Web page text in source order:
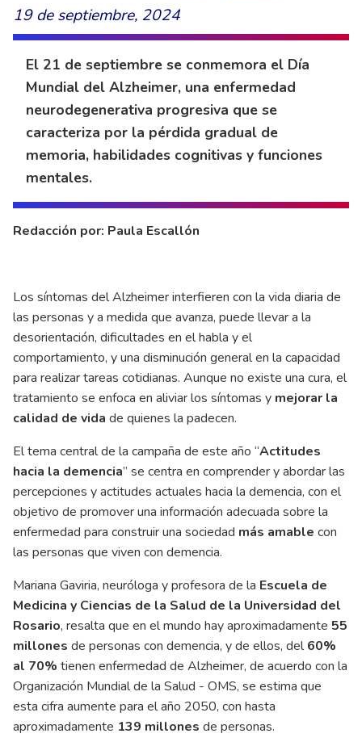
19 de septiembre, 2024
El 21 de septiembre se conmemora el Día
Mundial del Alzheimer, una enfermedad
neurodegenerativa progresiva que se
caracteriza por la pérdida gradual de
memoria, habilidades cognitivas y funciones
mentales.
Redacción por: Paula Escallón
Los síntomas del Alzheimer interfieren con la vida diaria de
las personas y a medida que avanza, puede llevar a la
desorientación, dificultades en el habla y el
comportamiento, y una disminución general en la capacidad
para realizar tareas cotidianas. Aunque no existe una cura, el
tratamiento se enfoca en aliviar los síntomas y mejorar la
calidad de vida de quienes la padecen.
El tema central de la campaña de este año “Actitudes
hacia la demencia” se centra en comprender y abordar las
percepciones y actitudes actuales hacia la demencia, con el
objetivo de promover una información adecuada sobre la
enfermedad para construir una sociedad más amable con
las personas que viven con demencia.
Mariana Gaviria, neuróloga y profesora de la Escuela de
Medicina y Ciencias de la Salud de la Universidad del
Rosario, resalta que en el mundo hay aproximadamente 55
millones de personas con demencia, y de ellos, del60%
al 70% tienen enfermedad de Alzheimer, de acuerdo con la
Organización Mundial de la Salud - OMS, se estima que
esta cifra aumente para el año 2050, con hasta
aproximadamente 139 millones de personas.